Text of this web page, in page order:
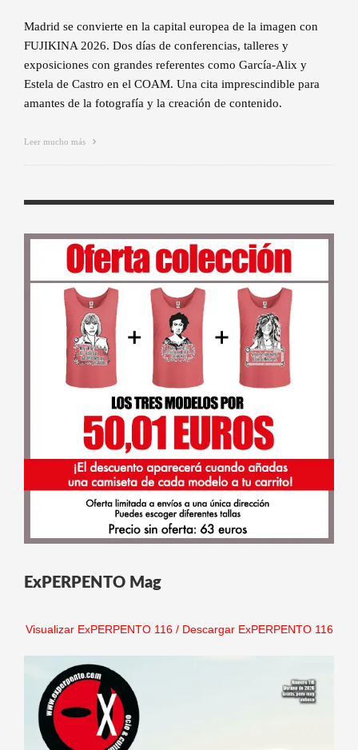
Madrid se convierte en la capital europea de la imagen con
FUJIKINA 2026. Dos días de conferencias, talleres y
exposiciones con grandes referentes como García-Alix y
Estela de Castro en el COAM. Una cita imprescindible para
amantes de la fotografía y la creación de contenido.
Leer mucho más
ExPERPENTO Mag
Visualizar ExPERPENTO 116/ Descargar ExPERPENTO 116